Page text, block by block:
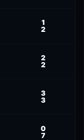
1
2
2
2
3
3
0
7